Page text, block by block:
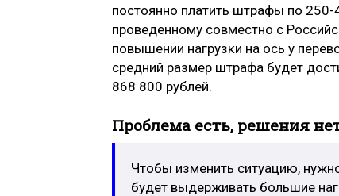
постоянно платить штрафы по 250-
проведенному совместно с
повышении нагрузки на ось у
средний размер штрафа будет
868 800 рублей.
Проблема есть, решения
Чтобы изменить ситуацию,
будет выдерживать большие